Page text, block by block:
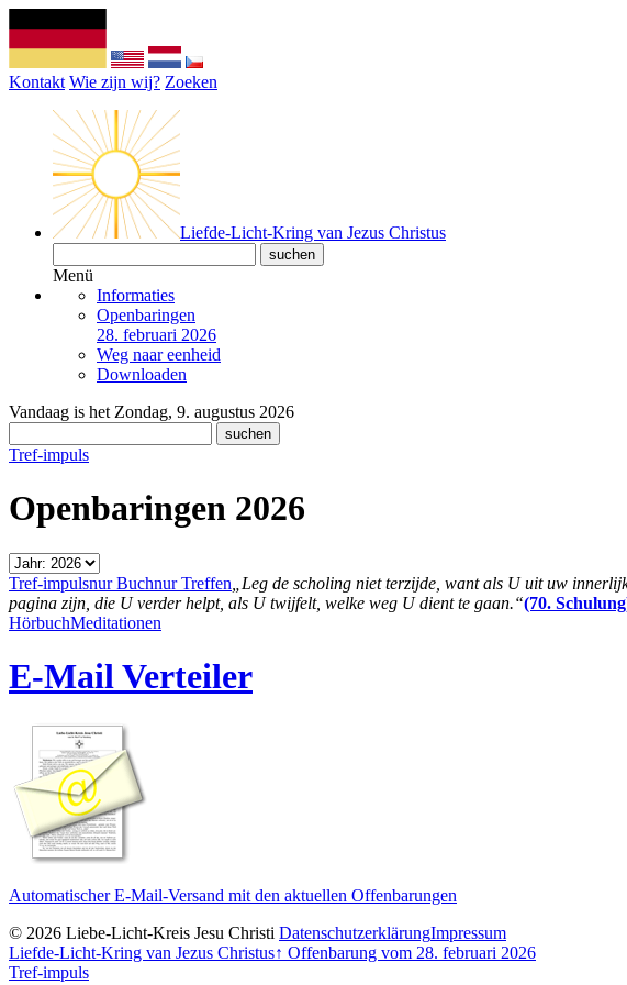
Kontakt Wie zijn wij? Zoeken
Liefde-Licht-Kring van Jezus Christus
Menü
Informaties
Openbaringen
28. februari 2026
Weg naar eenheid
Downloaden
Vandaag is het Zondag, 9. augustus 2026
Tref-impuls
Openbaringen 2026
Tref-impulsnur Buchnur Treffen „Leg de scholing niet terzijde, want als U uit uw
pagina zijn, die U verder helpt, als U twijfelt, welke weg U dient te gaan.“(70.
HörbuchMeditationen
E-Mail Verteiler
Automatischer E-Mail-Versand mit den aktuellen Offenbarungen
© 2026 Liebe-Licht-Kreis Jesu Christi DatenschutzerklärungImpressum
Liefde-Licht-Kring van Jezus Christus↑ Offenbarung vom 28. februari 2026
Tref-impuls